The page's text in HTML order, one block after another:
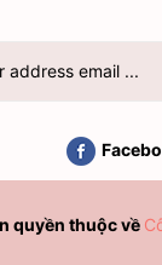
quyền thuộc về